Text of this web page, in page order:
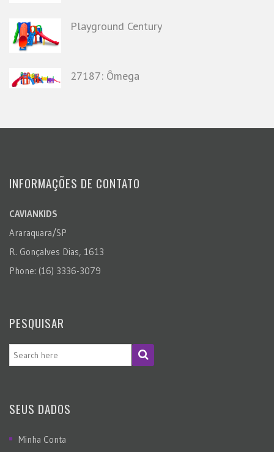
Playground Century
27187: Ômega
INFORMAÇÕES DE CONTATO
CAVIANKIDS
Araraquara/SP
R. Gonçalves Dias, 1613
Phone: (16) 3336-3079
PESQUISAR
SEUS DADOS
Minha Conta